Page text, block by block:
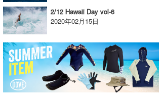
2/12 Hawaii Day vol-6
2020年02月15日
たっちー
ハンマー
まっきー
三輪予報士
小川予報士